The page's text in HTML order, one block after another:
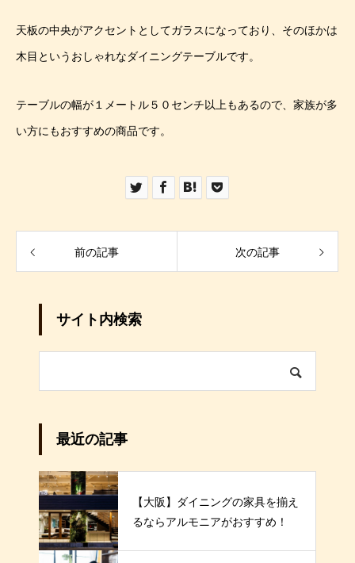
天板の中央がアクセントとしてガラスになっており、そのほかは
木目というおしゃれなダイニングテーブルです。
テーブルの幅が１メートル５０センチ以上もあるので、家族が多
い方にもおすすめの商品です。
前の記事 次の記事
サイト内検索
最近の記事
【大阪】ダイニングの家具を揃え
るならアルモニアがおすすめ！